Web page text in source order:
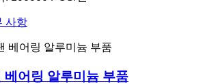
사항
베어링 알루미늄 부품